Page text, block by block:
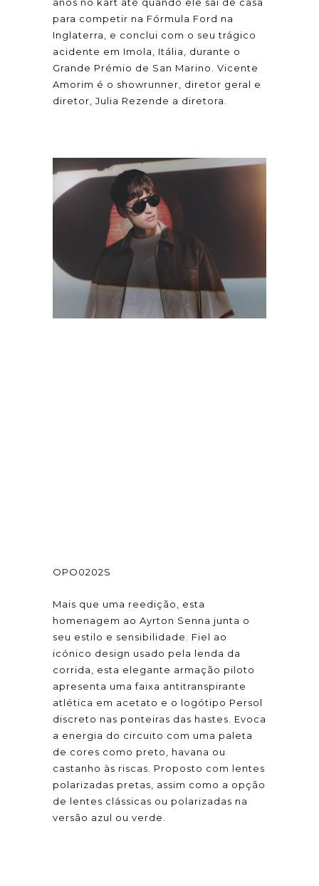
para competir na Fórmula Ford na
Inglaterra, e conclui com o seu trágico
acidente em Imola, Itália, durante o
Grande Prémio de San Marino. Vicente
Amorim é o showrunner, diretor geral e
diretor, Julia Rezende a diretora.
OPO0202S
Mais que uma reedição, esta
homenagem ao Ayrton Senna junta o
seu estilo e sensibilidade. Fiel ao
icónico design usado pela lenda da
corrida, esta elegante armação piloto
apresenta uma faixa antitranspirante
atlética em acetato e o logótipo Persol
discreto nas ponteiras das hastes. Evoca
a energia do circuito com uma paleta
de cores como preto, havana ou
castanho às riscas. Proposto com lentes
polarizadas pretas, assim como a opção
de lentes clássicas ou polarizadas na
versão azul ou verde.